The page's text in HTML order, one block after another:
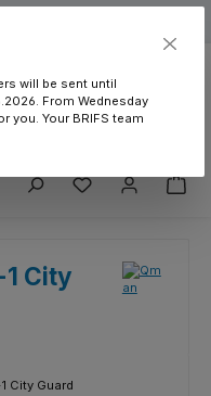
You have 0
City
will be sent until
From Wednesday
you. Your BRIFS team